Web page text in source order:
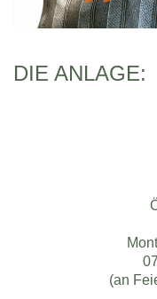
DIE ANLAGE:
(an